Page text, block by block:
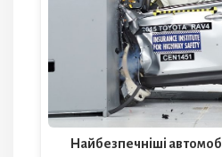
Найбезпечніші